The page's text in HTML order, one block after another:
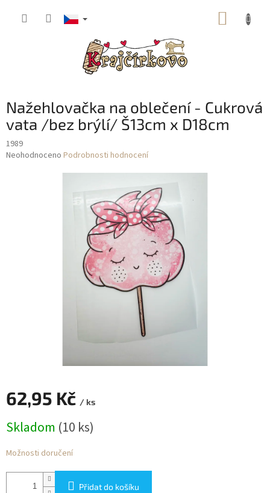
Nažehlovačka na oblečení - Cukrová
vata /bez brýlí/ Š13cm x D18cm
1989
Průměrné
Neohodnoceno Podrobnosti hodnocení
62,95 Kč / ks
cena:
Skladom (10 ks)
Možnosti doručení
Přidat do košíku